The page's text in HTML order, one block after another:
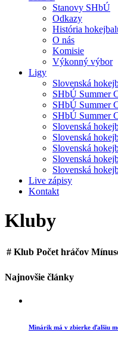
Stanovy SHbÚ
Odkazy
História
O nás
Komisie
Výkonný výbor
Ligy
Slovenská
SHbÚ Summer
SHbÚ Summer
SHbÚ Summer
Slovenská
Slovenská
Slovenská
Slovenská
Slovenská
Live zápisy
Kontakt
Kluby
# Klub Počet hráčov
Najnovšie články
Minárik má v zbierke ďalšiu